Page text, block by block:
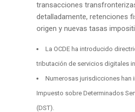
transacciones
detalladamente, retenciones
origen y nuevas tasas
La OCDE ha introducido
tributación de servicios digitales
Numerosas jurisdicciones han
Impuesto sobre Determinados
(DST).